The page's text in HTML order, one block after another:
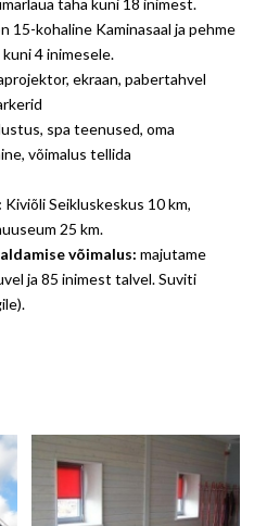
15-kohaline Kaminasaal ja pehme
4 inimesele.
ekraan, pabertahvel
spa teenused, oma
võimalus tellida
Kiviõli Seikluskeskus 10 km,
25 km.
võimalus: majutame
ja 85 inimest talvel. Suviti